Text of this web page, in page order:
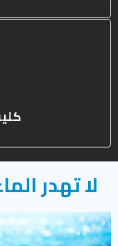
لا تهدر